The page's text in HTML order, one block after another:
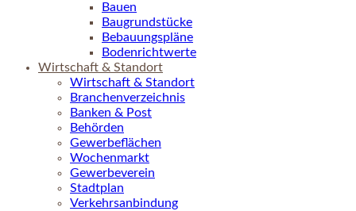
Bauen
Baugrundstücke
Bebauungspläne
Bodenrichtwerte
Wirtschaft & Standort
Wirtschaft & Standort
Branchenverzeichnis
Banken & Post
Behörden
Gewerbeflächen
Wochenmarkt
Gewerbeverein
Stadtplan
Verkehrsanbindung